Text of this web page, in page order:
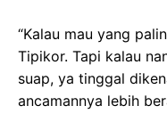
“Kalau mau yang
Tipikor. Tapi kalau
suap, ya tinggal
ancamannya lebih